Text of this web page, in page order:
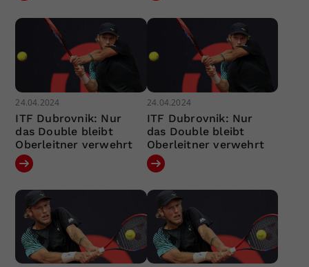
24.04.2024
ITF Dubrovnik: Nur
das Double bleibt
Oberleitner verwehrt
24.04.2024
ITF Dubrovnik: Nur
das Double bleibt
Oberleitner verwehrt